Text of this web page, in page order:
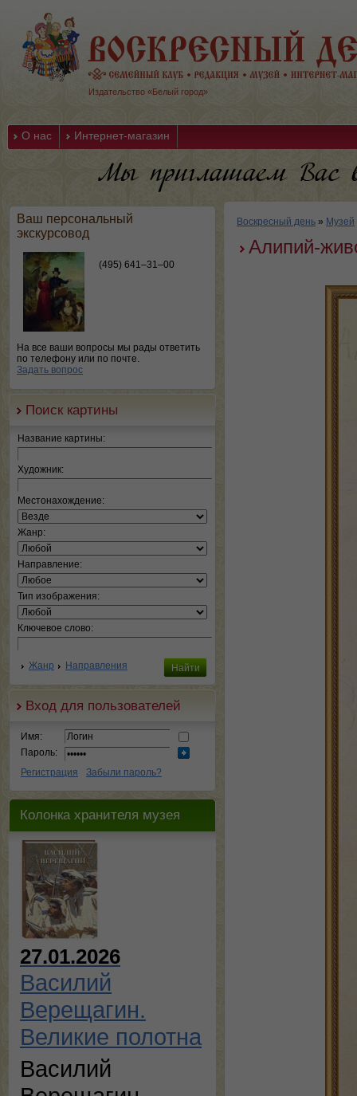
Издательство «Белый город»
О нас Интернет-магазин
Ваш персональный
экскурсовод
(495) 641–31–00
На все ваши вопросы мы рады ответить
по телефону или по почте.
Задать вопрос
Поиск картины
Название картины:
Художник:
Местонахождение:
Жанр:
Направление:
Тип изображения:
Ключевое слово:
Жанр Направления
Вход для пользователей
Имя:
Пароль:
Регистрация
Забыли пароль?
Колонка хранителя музея
27.01.2026
Василий
Верещагин.
Великие полотна
Василий
Воскресный день » Музей
Алипий-